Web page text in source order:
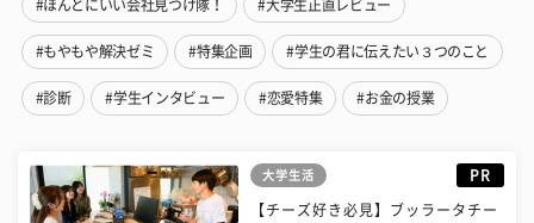
#ほんとにいい会社見つけ隊！ #大学生正直レビュー
#もやもや解決ゼミ #特集企画 #学生の君に伝えたい３つのこと
#診断 #学生インタビュー #恋愛特集 #お金の授業
大学生活 PR
【チーズ好き必見】ブッラータチー